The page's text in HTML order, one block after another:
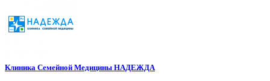
Клиника Семейной Медицины НАДЕЖДА